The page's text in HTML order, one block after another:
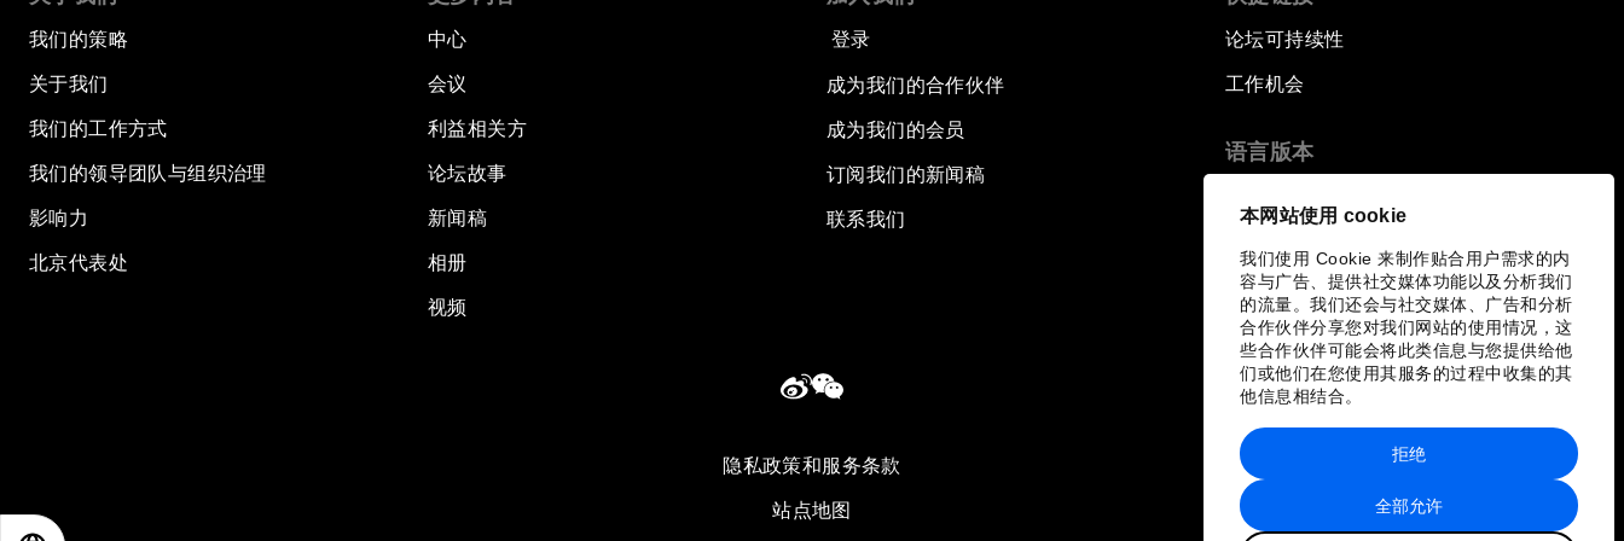
本网站使用 cookie
我们使用 Cookie 来制作贴合用户需求的内
容与广告、提供社交媒体功能以及分析我们
的流量。我们还会与社交媒体、广告和分析
合作伙伴分享您对我们网站的使用情况，这
些合作伙伴可能会将此类信息与您提供给他
们或他们在您使用其服务的过程中收集的其
他信息相结合。
全部允许
拒绝
我们的策略
关于我们
我们的工作方式
我们的领导团队与组织治理
影响力
北京代表处
中心
会议
利益相关方
论坛故事
新闻稿
相册
视频
登录
成为我们的合作伙伴
成为我们的会员
订阅我们的新闻稿
联系我们
论坛可持续性
工作机会
语言版本
隐私政策和服务条款
站点地图